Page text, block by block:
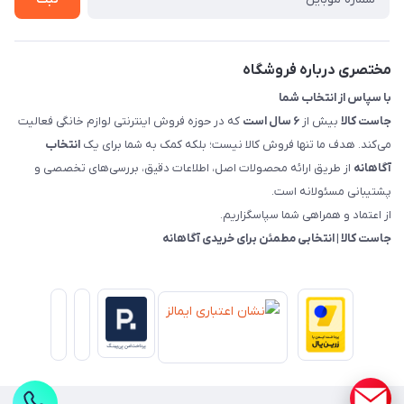
مختصری درباره فروشگاه
با سپاس از انتخاب شما
جاست کالا بیش از ۶ سال است
که در حوزه فروش اینترنتی لوازم خانگی فعالیت
می‌کند. هدف ما تنها فروش کالا نیست؛ بلکه کمک به شما برای یک انتخاب
آگاهانه از طریق ارائه محصولات اصل، اطلاعات دقیق، بررسی‌های تخصصی و
پشتیبانی مسئولانه است.
از اعتماد و همراهی شما سپاسگزاریم.
جاست کالا | انتخابی مطمئن برای خریدی آگاهانه